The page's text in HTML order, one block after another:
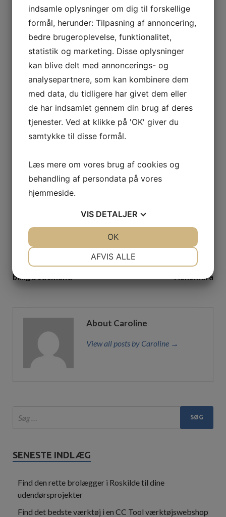
Find det bedste værktøj i en CC Tool
værktøjswebshop – stort udvalg og gode priser
24. marts 2026
PREVIOUS ARTICLE
billig bedemand
NEXT ARTICLE
Nakamura
About Caroline
View all posts by Caroline →
SENESTE INDLÆG
Find den rette brolægger i Roskilde til dine
udendørsprojekter
Find det bedste værktøj i en CC Tool værktøjswebshop
indsamle oplysninger om dig til forskellige
formål, herunder: Tilpasning af annoncering,
bedre brugeroplevelse, funktionalitet,
statistik og marketing. Disse oplysninger
kan blive delt med annoncerings- og
analysepartnere, som kan kombinere dem
med data, du tidligere har givet dem eller
de har indsamlet gennem din brug af deres
tjenester. Ved at klikke på 'OK' giver du
samtykke til disse formål.
Læs mere om vores brug af cookies og
behandling af persondata på vores
hjemmeside.
VIS DETALJER
AFVIS ALLE
OK